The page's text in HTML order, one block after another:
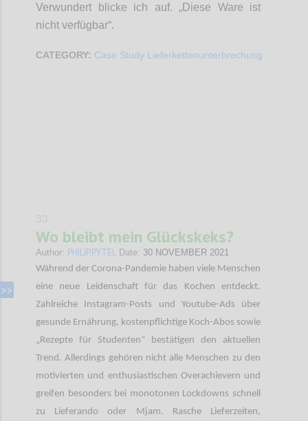
Verwundert blicke ich auf. „Diese Ware ist
nicht verfügbar“.
CATEGORY: Case Study Lieferkettenunterbrechung
Wo bleibt mein Glückskeks?
Author: PHILIP.PYTEL Date: 30 NOVEMBER 2021
Während der Corona-Pandemie haben viele Menschen
eine neue Leidenschaft für das Kochen entdeckt.
Zahlreiche Instagram-Posts und Youtube-Ads über
gesunde Ernährung, kostenpflichtige Koch-Abos sowie
„Rezepte für Studenten“ bestätigen den aktuellen
Trend. Allerdings gehören nicht alle Menschen zu den
motivierten und enthusiastischen Overachievern und
greifen besonders bei monotonen Lockdowns schnell
zu Lieferando oder Mjam. Rasche Lieferzeiten,